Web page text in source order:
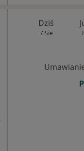
Dziś
7 Sie